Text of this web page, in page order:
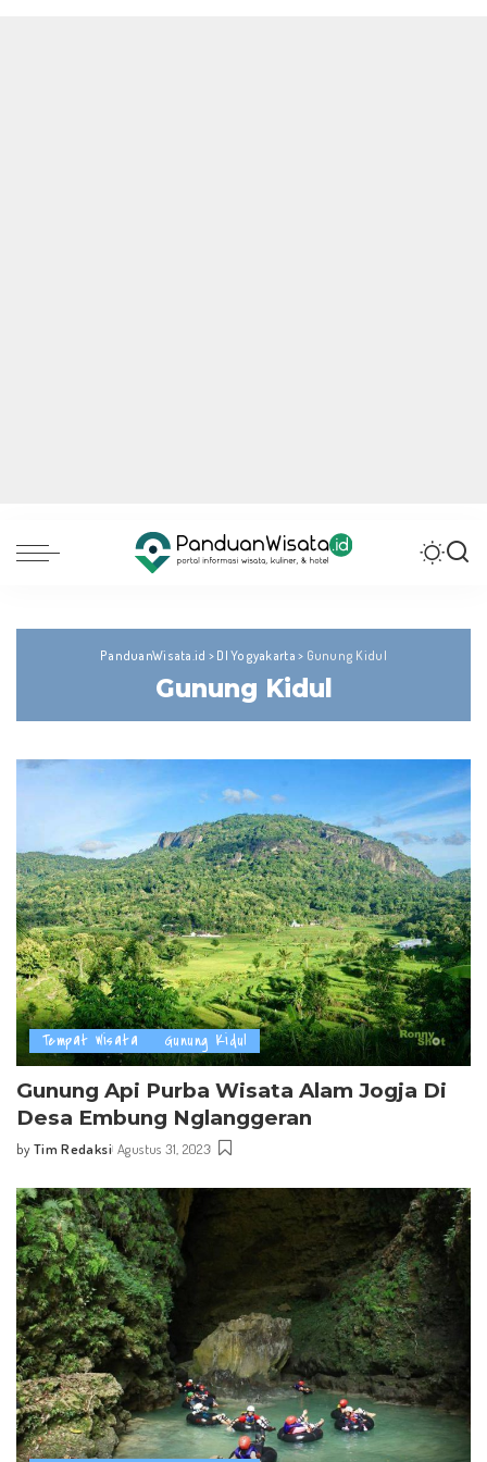
PanduanWisata.id > DI Yogyakarta > Gunung Kidul
Gunung Kidul
Tempat Wisata Gunung Kidul
Gunung Api Purba Wisata Alam Jogja Di
Desa Embung Nglanggeran
Posted
by Tim Redaksi Agustus 31, 2023